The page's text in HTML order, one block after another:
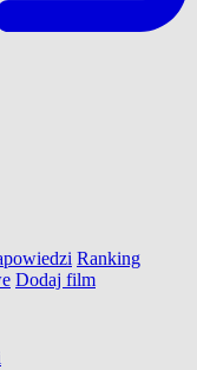
Ranking
Dodaj film